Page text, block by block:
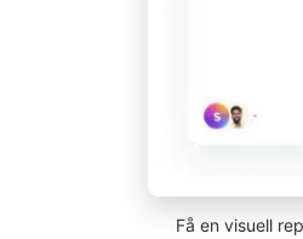
Få en visuell